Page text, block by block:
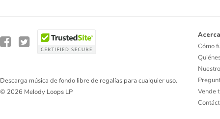
Descarga música de fondo libre de regalías para cualquier uso.
© 2026 Melody Loops LP
Cómo
Vende